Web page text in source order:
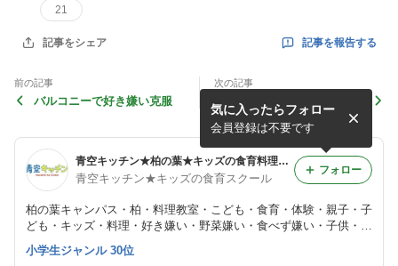
21
記事をシェア 記事を報告する
前の記事
バルコニーで好き嫌い克服
次の記事
青空キッチン★柏の葉★キッズの食育料理スクール
青空キッチン★キッズの食育スクール
柏の葉キャンパス・柏・料理教室・こども・食育・体験・親子・子
ども・キッズ・料理・好き嫌い・野菜嫌い・食べず嫌い・子供・フ
ードコーディネーター・栄養・幼児食・幼児・小学生・偏食・食べ
ない・キッズ食育トレーナー・青空キッチン・日本キッズ食育協会
気に入ったらフォロー
会員登録は不要です
フォロー
小学生ジャンル 30位